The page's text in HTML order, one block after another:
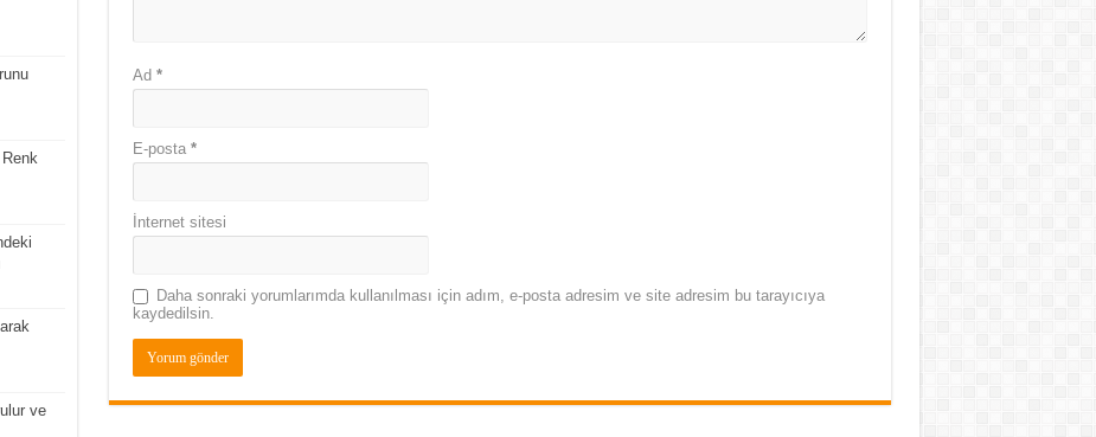
Ad *
E-posta *
İnternet sitesi
Daha sonraki yorumlarımda kullanılması için adım, e-posta adresim ve site adresim bu tarayıcıya
kaydedilsin.
ve